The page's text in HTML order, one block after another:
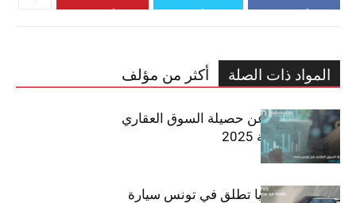
المواد ذات الصلة أكثر من مؤلف
مبوب تكشف عن حصيلة السوق العقاري
في تونس لسنة 2025
سيتي كارز – كيا تطلق في تونس سيارة